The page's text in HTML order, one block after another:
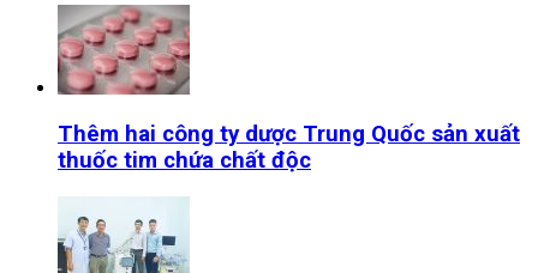
Thêm hai công ty dược Trung Quốc sản xuất
thuốc tim chứa chất độc